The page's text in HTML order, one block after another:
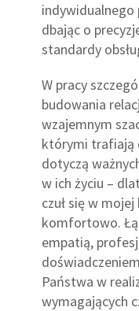
indywidualnego
dbając o
standardy
W pracy
budowania
wzajemnym
którymi trafiają
dotyczą
w ich życiu –
czuł się w
komfortowo.
empatią,
Państwa w
wymagających